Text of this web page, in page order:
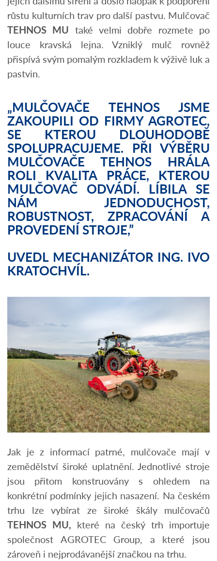
růstu kulturních trav pro další pastvu. Mulčovač
TEHNOS MU také velmi dobře rozmete po
louce kravská lejna. Vzniklý mulč rovněž
přispívá svým pomalým rozkladem k výživě luk a
pastvin.
„MULČOVAČE TEHNOS JSME
ZAKOUPILI OD FIRMY AGROTEC,
SE KTEROU DLOUHODOBĚ
SPOLUPRACUJEME. PŘI VÝBĚRU
MULČOVAČE TEHNOS HRÁLA
ROLI KVALITA PRÁCE, KTEROU
MULČOVAČ ODVÁDÍ. LÍBILA SE
NÁM JEDNODUCHOST,
ROBUSTNOST, ZPRACOVÁNÍ A
PROVEDENÍ STROJE,”
UVEDL MECHANIZÁTOR ING. IVO
KRATOCHVÍL.
Jak je z informací patrné, mulčovače mají v
zemědělství široké uplatnění. Jednotlivé stroje
jsou přitom konstruovány s ohledem na
konkrétní podmínky jejich nasazení. Na českém
trhu lze vybírat ze široké škály mulčovačů
TEHNOS MU, které na český trh importuje
společnost AGROTEC Group, a které jsou
zároveň i nejprodávanější značkou na trhu.